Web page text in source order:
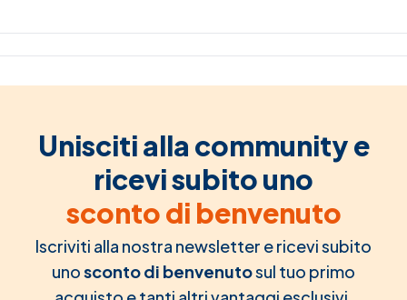
Unisciti alla community e
ricevi subito uno
sconto di benvenuto
Iscriviti alla nostra newsletter e ricevi subito
unosconto di benvenutosul tuo primo